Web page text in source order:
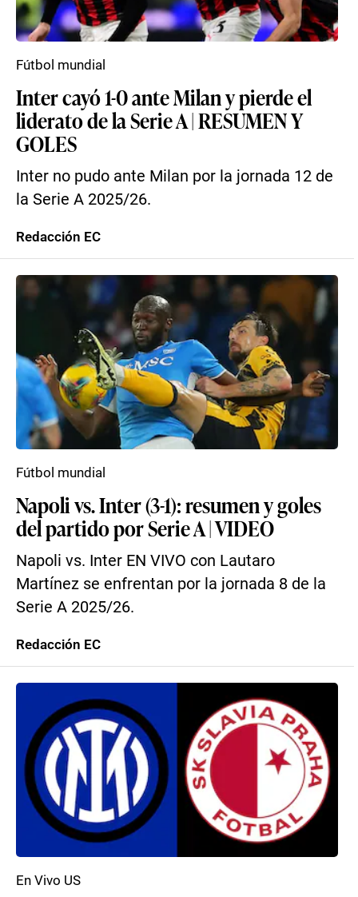
Inter cayó 1-0 ante Milan y pierde el
liderato de la Serie A | RESUMEN Y
GOLES
Inter no pudo ante Milan por la jornada 12 de
la Serie A 2025/26.
Fútbol mundial
Redacción EC
Napoli vs. Inter (3-1): resumen y goles
del partido por Serie A | VIDEO
Napoli vs. Inter EN VIVO con Lautaro
Martínez se enfrentan por la jornada 8 de la
Serie A 2025/26.
Fútbol mundial
Redacción EC
En Vivo US